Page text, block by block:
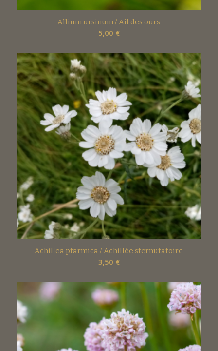
Allium ursinum / Ail des ours
5,00 €
Achillea ptarmica / Achillée sternutatoire
3,50 €